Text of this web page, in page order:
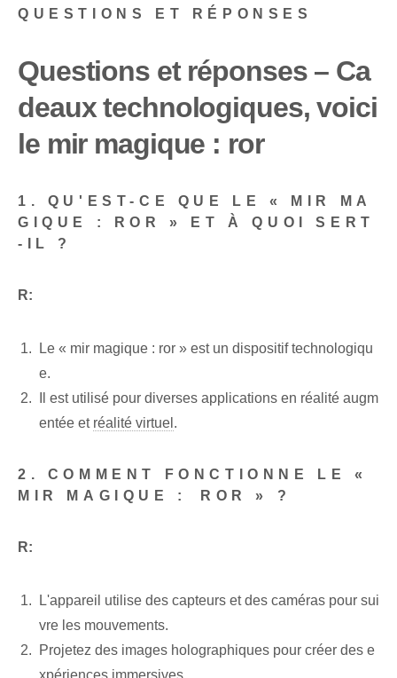
QUESTIONS ET RÉPONSES
Questions et réponses – Ca
deaux technologiques, voici
le mir magique : ror
1. QU'EST-CE QUE LE « MIR MA
GIQUE : ROR » ET À QUOI SERT
-IL ?
R:
Le « mir magique : ror » est un dispositif technologiqu
e.
Il est utilisé pour diverses applications en réalité augm
entée ⁢et réalité virtuel .
2. COMMENT FONCTIONNE LE «
MIR MAGIQUE : ⁢ROR » ?
R:
L'appareil utilise des capteurs et des caméras pour sui
vre les mouvements.
Projetez des images holographiques pour créer des e